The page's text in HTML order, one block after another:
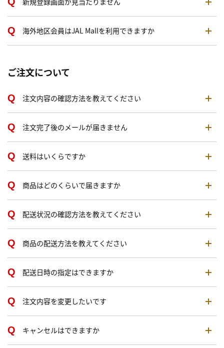
海外地区会員はJAL Mallを利用できますか
ご注文について
注文内容の確認方法を教えてください
注文完了後のメールが届きません
送料はいくらですか
商品はどのくらいで届きますか
配送状況の確認方法を教えてください
商品の配送方法を教えてください
配送日時の指定はできますか
注文内容を変更したいです
キャンセルはできますか